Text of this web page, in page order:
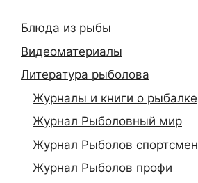
Блюда из рыбы
Видеоматериалы
Литература рыболова
Журналы и книги о рыбалке
Журнал Рыболовный мир
Журнал Рыболов спортсмен
Журнал Рыболов профи